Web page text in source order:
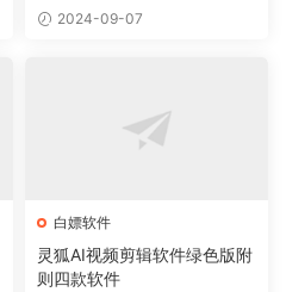
号 无痕
2024-09-07
白嫖软件
灵狐AI视频剪辑软件绿色版附
则四款软件